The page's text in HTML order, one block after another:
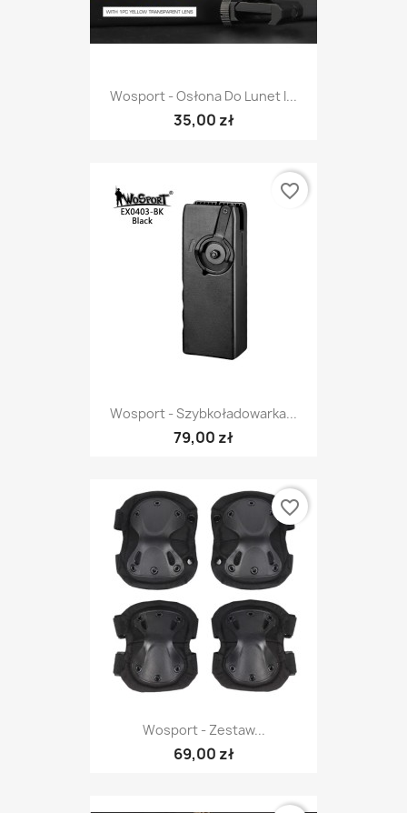
Wosport - Osłona Do Lunet I...
35,00 zł
Wosport - Szybkoładowarka...
79,00 zł
favorite_border
Wosport - Zestaw...
69,00 zł
favorite_border